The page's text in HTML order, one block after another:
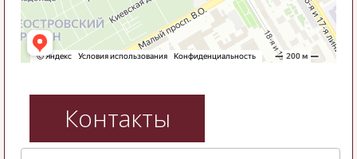
Контакты